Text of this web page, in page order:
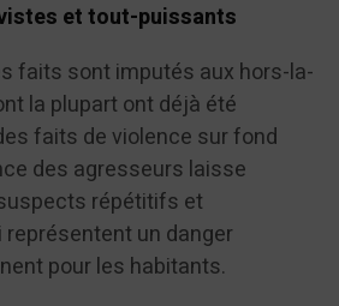
et tout-puissants
faits sont imputés aux hors-la-
la plupart ont déjà été
faits de violence sur fond
des agresseurs laisse
répétitifs et
un danger
pour les habitants.